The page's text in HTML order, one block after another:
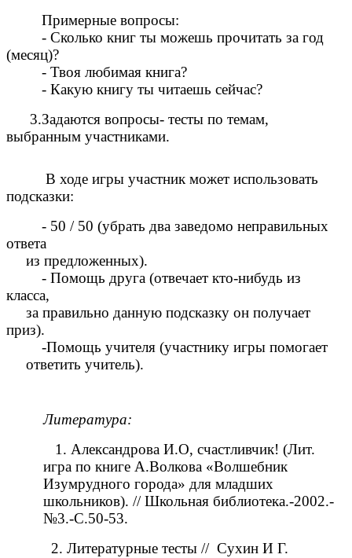
Примерные вопросы:
- Сколько книг ты можешь прочитать за год
(месяц)?
- Твоя любимая книга?
- Какую книгу ты читаешь сейчас?
3.Задаются вопросы- тесты по темам,
выбранным участниками.
В ходе игры участник может использовать
подсказки:
- 50 / 50 (убрать два заведомо неправильных
ответа
из предложенных).
- Помощь друга (отвечает кто-нибудь из
класса,
за правильно данную подсказку он получает
приз).
-Помощь учителя (участнику игры помогает
ответить учитель).
Литература:
1. Александрова И.О, счастливчик! (Лит.
игра по книге А.Волкова «Волшебник
Изумрудного города» для младших
школьников). // Школьная библиотека.-2002.-
№3.-С.50-53.
2. Литературные тесты // Сухин И Г.